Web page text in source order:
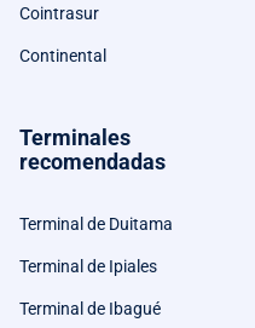
Cointrasur
Continental
Terminales
recomendadas
Terminal de Duitama
Terminal de Ipiales
Terminal de Ibagué